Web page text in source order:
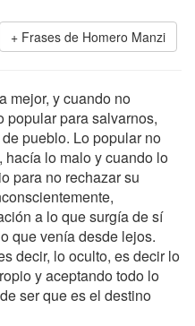
Frases de Homero Manzi
mejor, y cuando no
popular para salvarnos,
pueblo. Lo popular no
lo malo y cuando lo
para no rechazar su
a lo que surgía de sí
que venía desde lejos.
decir, lo oculto, es decir lo
y aceptando todo lo
ser que es el destino